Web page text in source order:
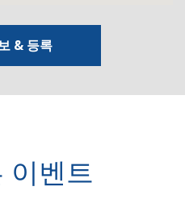
& 등록
이벤트